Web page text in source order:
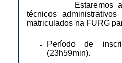
Estaremos
técnicos
matriculados na FURG
Período de
(23h59min).